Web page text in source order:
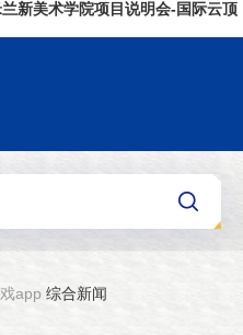
新美术学院项目说明会-国际云顶
app 综合新闻